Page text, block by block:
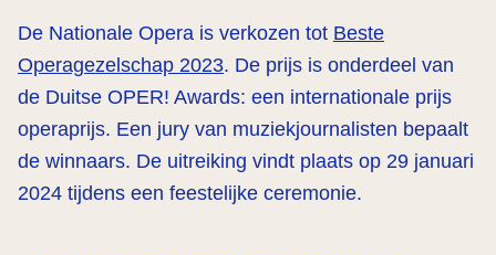
De Nationale Opera is verkozen tot Beste
Operagezelschap 2023. De prijs is onderdeel van
de Duitse OPER! Awards: een internationale prijs
operaprijs. Een jury van muziekjournalisten bepaalt
de winnaars. De uitreiking vindt plaats op 29 januari
2024 tijdens een feestelijke ceremonie.